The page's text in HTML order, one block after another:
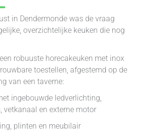
in Dendermonde was de vraag
overzichtelijke keuken die nog
robuuste horecakeuken met inox
toestellen, afgestemd op de
van een taverne:
ingebouwde ledverlichting,
vetkanaal en externe motor
plinten en meubilair